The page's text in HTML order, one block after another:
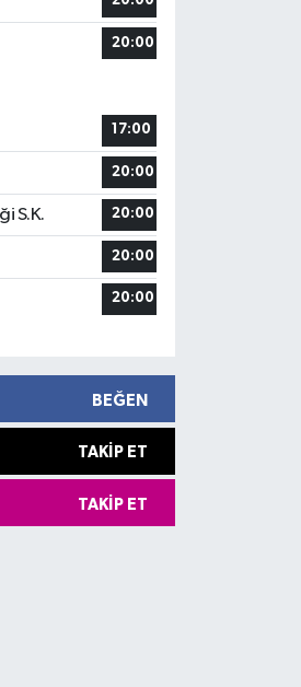
20:00
17:00
20:00
S.K. 20:00
20:00
20:00
BEĞEN
TAKIP ET
TAKIP ET